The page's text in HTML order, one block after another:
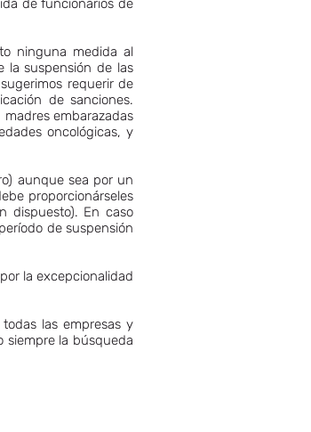
de funcionarios de
ninguna medida al
la suspensión de las
requerir de
de sanciones.
embarazadas
oncológicas, y
aunque sea por un
proporcionárseles
dispuesto). En caso
de suspensión
la excepcionalidad
las empresas y
siempre la búsqueda